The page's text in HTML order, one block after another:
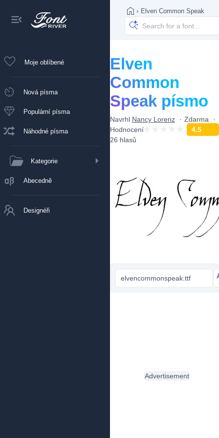
Moje oblíbené
Nová písma
Populární písma
Náhodné písma
Kategorie
Abecedně
Designéři
› Elven Common Speak
Elven
Common
Speak písmo
Navrhl Nancy Lorenz
Zdarma
Hodnocení
4.5
26 hlasů
elvencommonspeak.ttf
Advertisement